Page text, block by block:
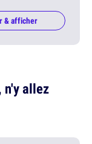
& afficher
n'y allez